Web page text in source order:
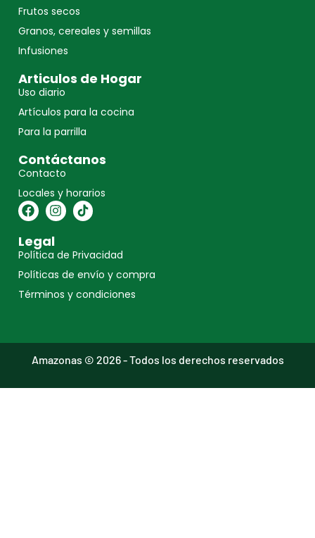
Frutos secos
Granos, cereales y semillas
Infusiones
Articulos de Hogar
Uso diario
Artículos para la cocina
Para la parrilla
Contáctanos
Contacto
Locales y horarios
Legal
Política de Privacidad
Políticas de envío y compra
Términos y condiciones
Amazonas © 2026 - Todos los derechos reservados